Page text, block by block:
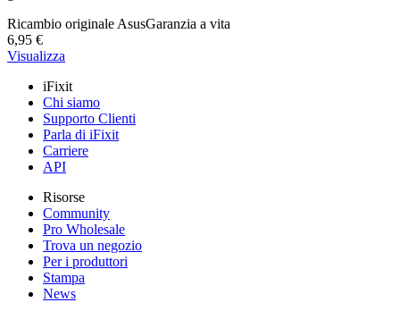
Ricambio originale AsusGaranzia a vita
6,95 €
Visualizza
iFixit
Chi siamo
Supporto Clienti
Parla di iFixit
Carriere
API
Risorse
Community
Pro Wholesale
Trova un negozio
Per i produttori
Stampa
News